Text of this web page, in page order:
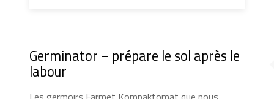
Germinator – prépare le sol après le
labour